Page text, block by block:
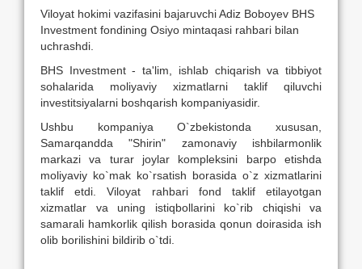
Viloyat hokimi vazifasini bajaruvchi Adiz Boboyev BHS
Investment fondining Osiyo mintaqasi rahbari bilan
uchrashdi.
BHS Investment - ta'lim, ishlab chiqarish va tibbiyot
sohalarida moliyaviy xizmatlarni taklif qiluvchi
investitsiyalarni boshqarish kompaniyasidir.
Ushbu kompaniya O`zbekistonda xususan,
Samarqandda "Shirin" zamonaviy ishbilarmonlik
markazi va turar joylar kompleksini barpo etishda
moliyaviy ko`mak ko`rsatish borasida o`z xizmatlarini
taklif etdi. Viloyat rahbari fond taklif etilayotgan
xizmatlar va uning istiqbollarini ko`rib chiqishi va
samarali hamkorlik qilish borasida qonun doirasida ish
olib borilishini bildirib o`tdi.